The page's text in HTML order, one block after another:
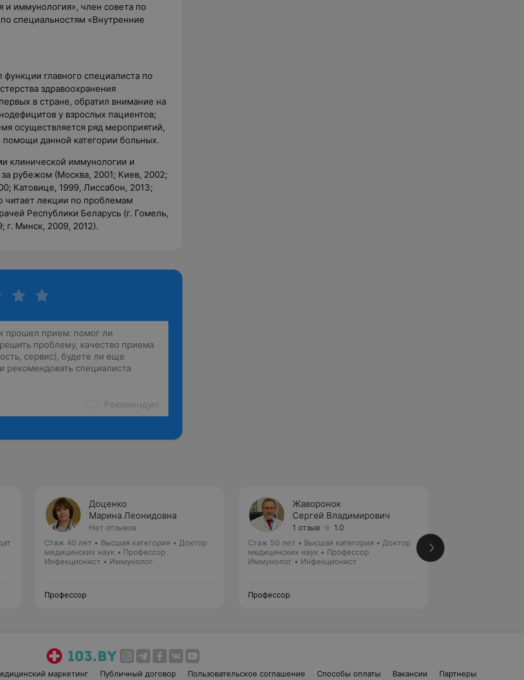
и иммунология», член совета по
специальностям «Внутренние
главного специалиста по
здравоохранения
в стране, обратил внимание на
у взрослых пациентов;
осуществляется ряд мероприятий,
данной категории больных.
клинической иммунологии и
за рубежом (Москва, 2001; Киев, 2002;
Катовице, 1999, Лиссабон, 2013;
читает лекции по проблемам
Республики Беларусь (г. Гомель,
г. Минск, 2009, 2012).
Рекомендую
Доценко
Марина Леонидовна
Нет отзывов
Стаж 40 лет • Высшая категория • Доктор
медицинских наук • Профессор
Инфекционист • Иммунолог
Профессор
Жаворонок
Сергей Владимирович
1 отзыв
1.0
Стаж 50 лет • Высшая категория • Доктор
медицинских наук • Профессор
Иммунолог • Инфекционист
Профессор
маркетинг Публичный договор Пользовательское соглашение Способы оплаты Вакансии Партнеры